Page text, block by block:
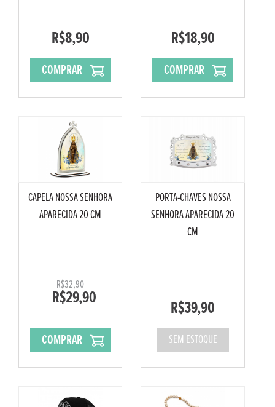
R$8,90
COMPRAR
R$18,90
COMPRAR
CAPELA NOSSA SENHORA
APARECIDA 20 CM
R$32,90
R$29,90
COMPRAR
PORTA-CHAVES NOSSA
SENHORA APARECIDA 20
CM
R$39,90
SEM ESTOQUE